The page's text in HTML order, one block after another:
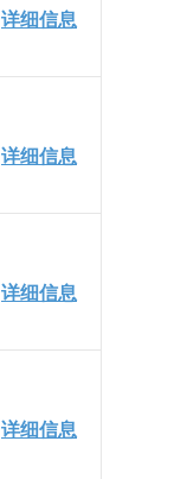
详细信息
详细信息
详细信息
详细信息